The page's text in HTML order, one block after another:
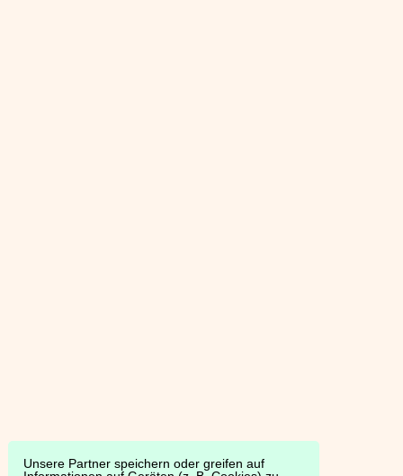
Unsere Partner speichern oder greifen auf